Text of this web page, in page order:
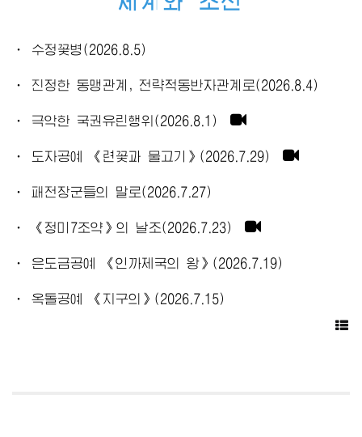
· 수정꽃병(2026.8.5)
· 진정한 동맹관계, 전략적동반자관계로(2026.8.4)
· 극악한 국권유린행위(2026.8.1)
· 도자공예 《련꽃과 물고기》(2026.7.29)
· 패전장군들의 말로(2026.7.27)
· 《정미7조약》의 날조(2026.7.23)
· 은도금공예 《인까제국의 왕》(2026.7.19)
· 옥돌공예 《지구의》(2026.7.15)